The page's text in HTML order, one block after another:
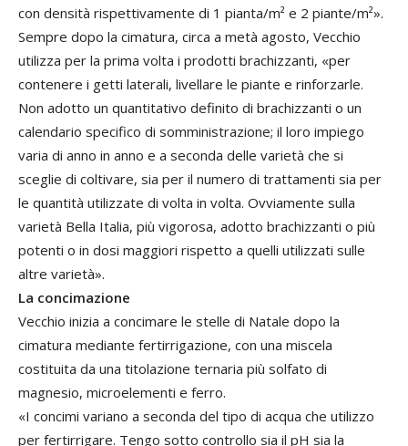
con densità rispettivamente di 1 pianta/m² e 2 piante/m²».
Sempre dopo la cimatura, circa a metà agosto, Vecchio
utilizza per la prima volta i prodotti brachizzanti, «per
contenere i getti laterali, livellare le piante e rinforzarle.
Non adotto un quantitativo definito di brachizzanti o un
calendario specifico di somministrazione; il loro impiego
varia di anno in anno e a seconda delle varietà che si
sceglie di coltivare, sia per il numero di trattamenti sia per
le quantità utilizzate di volta in volta. Ovviamente sulla
varietà Bella Italia, più vigorosa, adotto brachizzanti o più
potenti o in dosi maggiori rispetto a quelli utilizzati sulle
altre varietà».
La concimazione
Vecchio inizia a concimare le stelle di Natale dopo la
cimatura mediante fertirrigazione, con una miscela
costituita da una titolazione ternaria più solfato di
magnesio, microelementi e ferro.
«I concimi variano a seconda del tipo di acqua che utilizzo
per fertirrigare. Tengo sotto controllo sia il pH sia la